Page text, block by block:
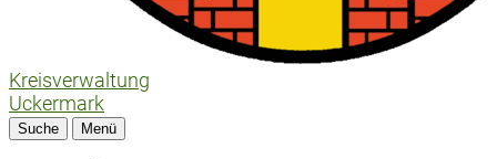
Kreisverwaltung
Uckermark
Suche Menü